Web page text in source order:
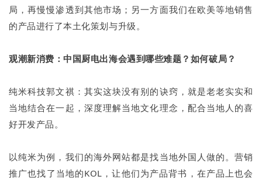
局，再慢慢渗透到其他市场；另一方面我们在欧美等地销售
的产品进行了本土化策划与升级。
观潮新消费：中国厨电出海会遇到哪些难题？如何破局？
纯米科技郭文祺：其实这块没有别的诀窍，就是老老实实和
当地结合在一起，深度理解当地文化理念，配合当地人的喜
好开发产品。
以纯米为例，我们的海外网站都是找当地外国人做的。营销
推广也找了当地的KOL，让他们为产品背书，在产品上也会